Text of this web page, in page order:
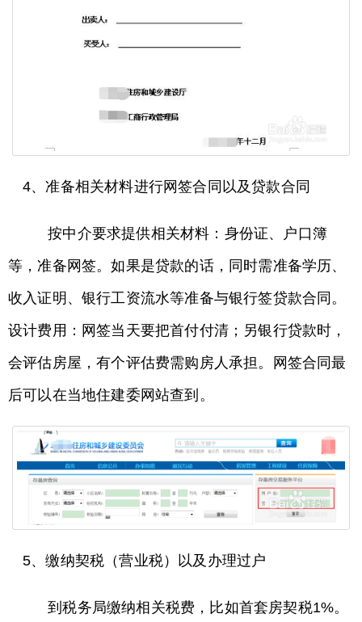
4、准备相关材料进行网签合同以及贷款合同
按中介要求提供相关材料：身份证、户口簿
等，准备网签。如果是贷款的话，同时需准备学历、
收入证明、银行工资流水等准备与银行签贷款合同。
设计费用：网签当天要把首付付清；另银行贷款时，
会评估房屋，有个评估费需购房人承担。网签合同最
后可以在当地住建委网站查到。
5、缴纳契税（营业税）以及办理过户
到税务局缴纳相关税费，比如首套房契税1%。